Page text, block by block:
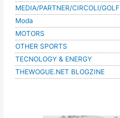
MEDIA/PARTNER/CIRCOLI/GOLF
Moda
MOTORS
OTHER SPORTS
TECNOLOGY & ENERGY
THEWOGUE.NET BLOGZINE